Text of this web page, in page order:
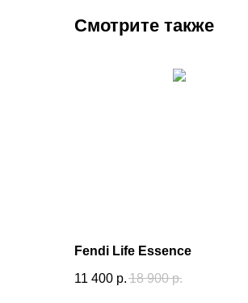
Смотрите также
Fendi Life Essence
11 400 р. 18 900 р.